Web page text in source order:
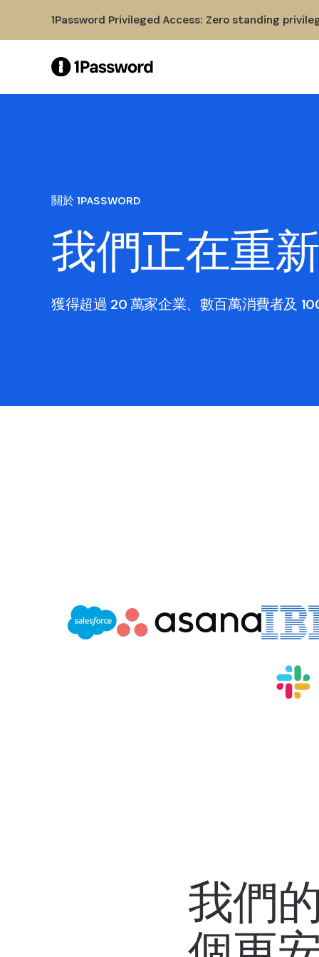
1Password Privileged Access: Zero standing
關於 1PASSWORD
我們正在重
獲得超過 20 萬家企業、數百萬消費者及
我們